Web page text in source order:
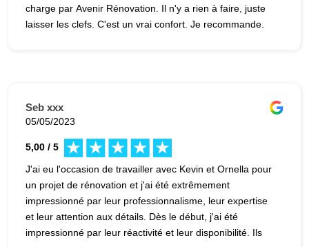
charge par Avenir Rénovation. Il n'y a rien à faire, juste
laisser les clefs. C'est un vrai confort. Je recommande.
Seb xxx
05/05/2023
5,00 / 5
J'ai eu l'occasion de travailler avec Kevin et Ornella pour
un projet de rénovation et j'ai été extrêmement
impressionné par leur professionnalisme, leur expertise
et leur attention aux détails. Dès le début, j'ai été
impressionné par leur réactivité et leur disponibilité. Ils